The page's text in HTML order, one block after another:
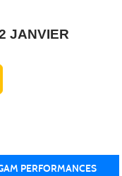
JANVIER
PERFORMANCES